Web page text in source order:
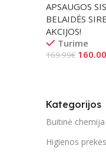
APSAUGOS
BELAIDĖS
AKCIJOS!
Turime
169.99€ 160.00
Kategorijos
Buitinė chemija
Higienos prekės